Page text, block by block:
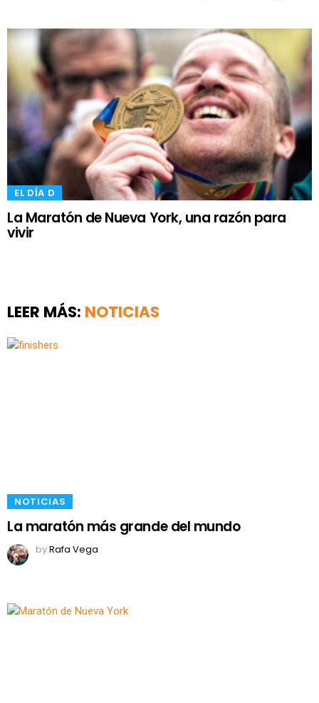
​EL DÍA D
La Maratón de Nueva York, una razón para
vivir
LEER MÁS: NOTICIAS
NOTICIAS
La maratón más grande del mundo
byRafa Vega